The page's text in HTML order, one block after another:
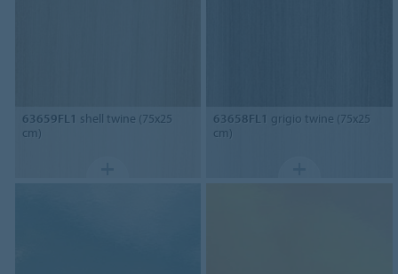
63659FL1 shell twine (75x25
cm)
63658FL1 grigio twine (75x25
cm)